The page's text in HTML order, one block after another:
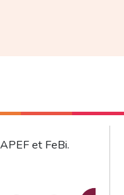
et FeBi.